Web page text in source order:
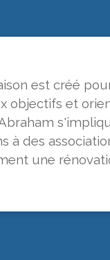
est créé
objectifs et
à des
une